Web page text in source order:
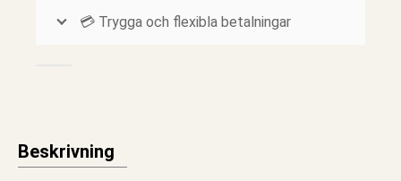
💳 Trygga och flexibla betalningar
Beskrivning